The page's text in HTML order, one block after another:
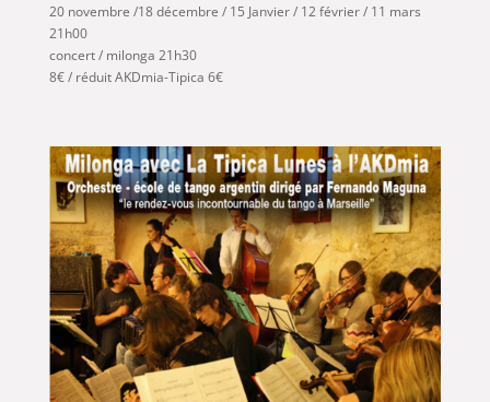
20 novembre /18 décembre / 15 Janvier / 12 février / 11 mars
21h00
concert / milonga 21h30
8€ / réduit AKDmia-Tipica 6€